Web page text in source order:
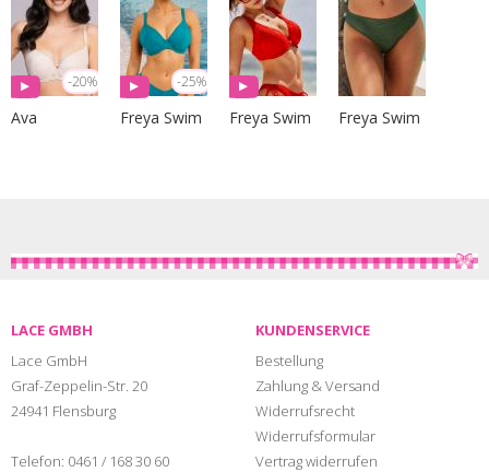
-20%
Ava
-25%
Freya Swim Freya Swim Freya Swim
LACE GMBH
Lace GmbH
Graf-Zeppelin-Str. 20
24941 Flensburg
Telefon: 0461 / 168 30 60
KUNDENSERVICE
Bestellung
Zahlung & Versand
Widerrufsrecht
Widerrufsformular
Vertrag widerrufen